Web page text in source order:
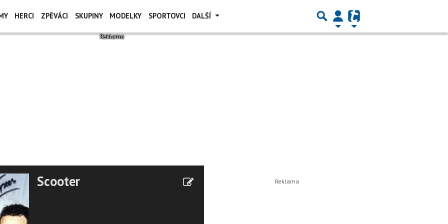
HERCI ZPĚVÁCI SKUPINY MODELKY SPORTOVCI DALŠÍ
Scooter